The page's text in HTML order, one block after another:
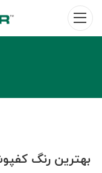
بهترین رنگ